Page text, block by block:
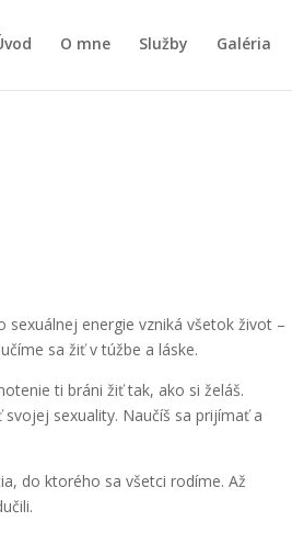
O mne Služby Galéria
energie vzniká všetok život –
sa žiť v túžbe a láske.
ti bráni žiť tak, ako si želáš.
sexuality. Naučíš sa prijímať a
do ktorého sa všetci rodíme. Až